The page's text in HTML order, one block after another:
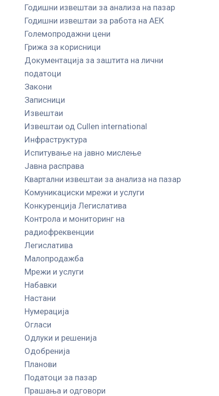
Годишни извештаи за анализа на пазар
Годишни извештаи за работа на АЕК
Големопродажни цени
Грижа за корисници
Документација за заштита на лични
податоци
Закони
Записници
Извештаи
Извештаи од Cullen international
Инфраструктура
Испитување на јавно мислење
Јавна расправа
Квартални извештаи за анализа на пазар
Комуникациски мрежи и услуги
Конкуренција Легислатива
Контрола и мониторинг на
радиофреквенции
Легислатива
Малопродажба
Мрежи и услуги
Набавки
Настани
Нумерација
Огласи
Одлуки и решенија
Одобренија
Планови
Податоци за пазар
Прашања и одговори